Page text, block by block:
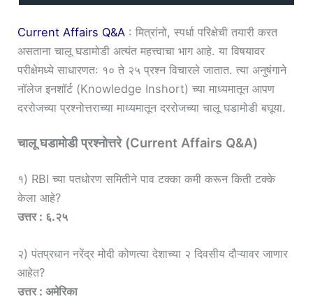
Current Affairs Q&A : मित्रांनो, स्पर्धा परिक्षेची तयारी करत
असताना चालू घडामोडी अत्यंत महत्त्वाचा भाग आहे. या विषयावर
परीक्षेमध्ये साधारणतः १० ते २५ प्रश्न विचारले जातात. त्या अनुषंगाने
नॉलेज इनशॉर्ट (Knowledge Inshort) च्या माध्यमातून आपण
दररोजच्या प्रश्नोत्तराच्या माध्यमातून दररोजच्या चालू घडामोडी बघूया.
चालू घडामोडी प्रश्नोत्तरे (Current Affairs Q&A)
१) RBI च्या पतधोरण समितीने पाव टक्का कमी करून किती टक्के
केला आहे?
उत्तर : ६.२५
२) पंतप्रधान नरेंद्र मोदी कोणत्या देशाच्या २ दिवसीय दौऱ्यावर जाणार
आहेत?
उत्तर : अमेरिका